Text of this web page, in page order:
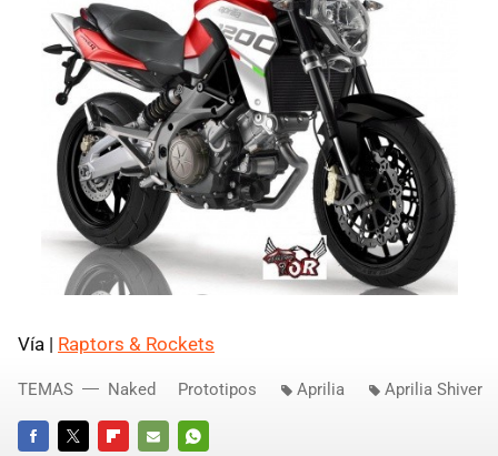
Vía | Raptors & Rockets
TEMAS Naked Prototipos Aprilia Aprilia Shiver